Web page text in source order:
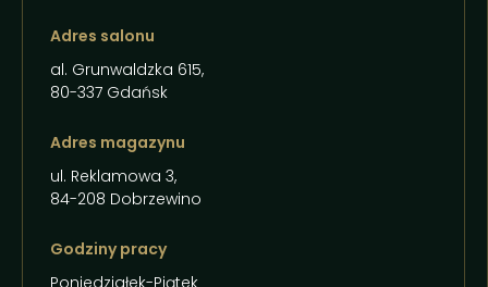
Adres salonu
al. Grunwaldzka 615,
80-337 Gdańsk
Adres magazynu
ul. Reklamowa 3,
84-208 Dobrzewino
Godziny pracy
Poniedziałek-Piątek